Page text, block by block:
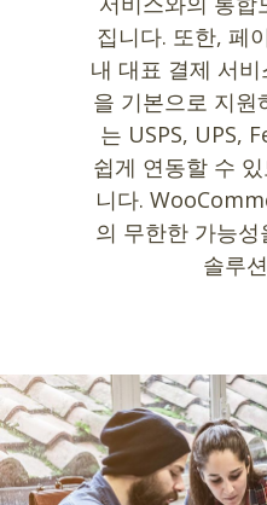
집니다. 또한, 페
내 대표 결제 서
을 기본으로 지원
는 USPS, UPS,
쉽게 연동할 수
니다.
의 무한한 가능
솔루